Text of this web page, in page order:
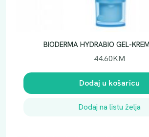
BIODERMA HYDRABIO GEL-
44.60KM
Dodaj u košaricu
Dodaj na listu želja